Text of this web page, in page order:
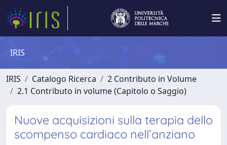
IRIS
IRIS Catalogo Ricerca
2 Contributo in Volume
2.1 Contributo in volume (Capitolo o Saggio)
Nuove acquisizioni sulla terapia dello
scompenso cardiaco nell’anziano